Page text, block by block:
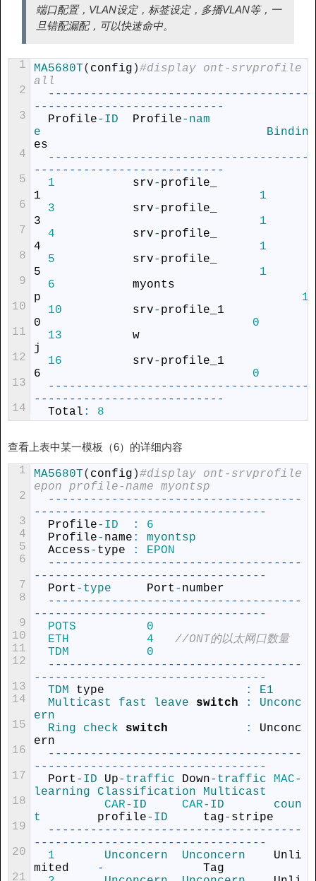
端口配置，VLAN设定，标签设定，多播VLAN等，一
旦错配漏配，可以快速命中。
1
2
3
4
5
6
7
8
9
10
11
12
13
14
MA5680T( config )#display ont-srvprofile
all
-- -- -- -- -- -- -- -- -- -- -- -- -- -- -- -- -- -- --
-- -- -- -- -- -- -- -- -- -- -- -- -- -
Profile- ID Profile- nam
e
es
-- -- -- -- -- -- -- -- -- -- -- -- -- -- -- -- -- -- --
-- -- -- -- -- -- -- -- -- -- -- -- -- -
1
srv- profile_
1
1
3
srv- profile_
3
1
4
srv- profile_
4
1
5
srv- profile_
5
1
6
myonts
p
1
10
srv- profile_1
0
0
13
w
j
16
srv- profile_1
6
0
-- -- -- -- -- -- -- -- -- -- -- -- -- -- -- -- -- -- --
-- -- -- -- -- -- -- -- -- -- -- -- -- -
Total : 8
查看上表中某一模板（6）的详细内容
1
2
3
4
5
6
7
8
9
10
11
12
13
14
15
16
17
18
19
20
21
MA5680T( config )#display ont-srvprofile
epon profile-name myontsp
-- -- -- -- -- -- -- -- -- -- -- -- -- -- -- -- -- --
-- -- -- -- -- -- -- -- -- -- -- -- -- -- -- -- -
Profile- ID :
6
Profile- name :
myontsp
Access- type :
EPON
-- -- -- -- -- -- -- -- -- -- -- -- -- -- -- -- -- --
-- -- -- -- -- -- -- -- -- -- -- -- -- -- -- -- -
Port - type Port - number
-- -- -- -- -- -- -- -- -- -- -- -- -- -- -- -- -- --
-- -- -- -- -- -- -- -- -- -- -- -- -- -- -- -- -
POTS
0
ETH
4
//ONT的以太网口数量
TDM
0
-- -- -- -- -- -- -- -- -- -- -- -- -- -- -- -- -- --
-- -- -- -- -- -- -- -- -- -- -- -- -- -- -- -- -
TDM type :
E1
Multicast fast leave switch :
Unconc
ern
Ring check switch :
Unconc
ern
-- -- -- -- -- -- -- -- -- -- -- -- -- -- -- -- -- --
-- -- -- -- -- -- -- -- -- -- -- -- -- -- -- -- -
Port - ID Up- traffic Down- traffic MAC-
learning Classification Multicast
CAR- ID CAR- ID coun
t profile- ID tag- stripe
-- -- -- -- -- -- -- -- -- -- -- -- -- -- -- -- -- --
-- -- -- -- -- -- -- -- -- -- -- -- -- -- -- -- -
1
Unconcern Unconcern Unli
mited
-
Tag